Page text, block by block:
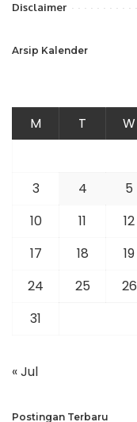
Disclaimer
Arsip Kalender
M T W
3
4 5
10
11 12
17
18 19
24
25 26
31
« Jul
Postingan Terbaru